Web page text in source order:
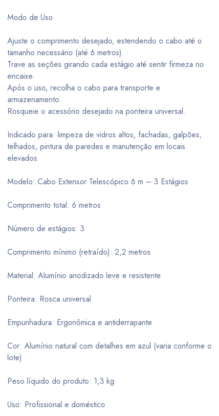
Modo de Uso
Ajuste o comprimento desejado, estendendo o cabo até o
tamanho necessário (até 6 metros).
Trave as seções girando cada estágio até sentir firmeza no
encaixe.
Após o uso, recolha o cabo para transporte e
armazenamento.
Rosqueie o acessório desejado na ponteira universal.
Indicado para: limpeza de vidros altos, fachadas, galpões,
telhados, pintura de paredes e manutenção em locais
elevados.
Modelo: Cabo Extensor Telescópico 6 m – 3 Estágios
Comprimento total: 6 metros
Número de estágios: 3
Comprimento mínimo (retraído): 2,2 metros
Material: Alumínio anodizado leve e resistente
Ponteira: Rosca universal
Empunhadura: Ergonômica e antiderrapante
Cor: Alumínio natural com detalhes em azul (varia conforme o
lote)
Peso líquido do produto: 1,3 kg
Uso: Profissional e doméstico